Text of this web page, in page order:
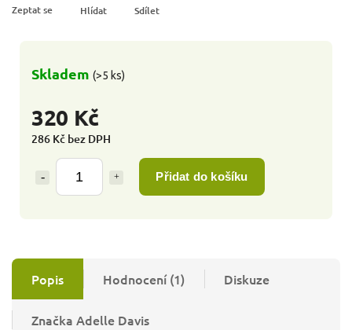
320 Kč
286 Kč bez DPH
Přidat do košíku
Skladem (>5 ks)
Zeptat se Hlídat Sdílet
Popis Hodnocení (1) Diskuze
Značka Adelle Davis